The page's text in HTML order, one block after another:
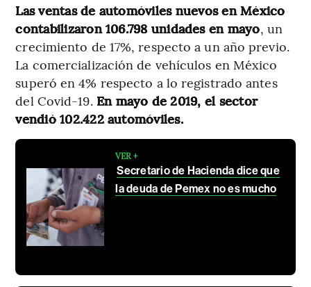
Las ventas de automóviles nuevos en México
contabilizaron 106.798 unidades en mayo, un
crecimiento de 17%, respecto a un año previo.
La comercialización de vehículos en México
superó en 4% respecto a lo registrado antes
del Covid-19. En mayo de 2019, el sector
vendió 102.422 automóviles.
VER +
Secretario de Hacienda dice que
la deuda de Pemex no es mucho